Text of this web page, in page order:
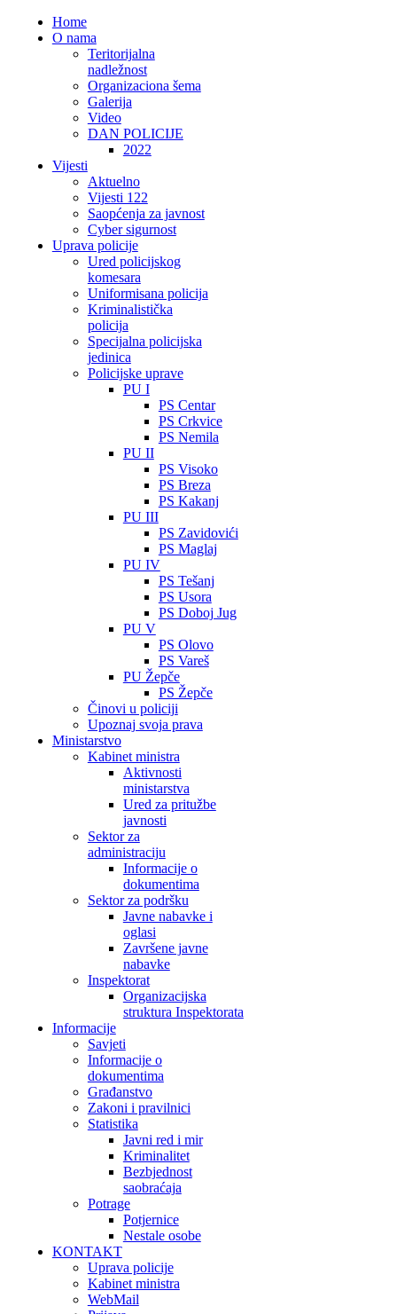
Home
O nama
Teritorijalna
nadležnost
Organizaciona šema
Galerija
Video
DAN POLICIJE
2022
Vijesti
Aktuelno
Vijesti 122
Saopćenja za javnost
Cyber sigurnost
Uprava policije
Ured policijskog
komesara
Uniformisana policija
Kriminalistička
policija
Specijalna policijska
jedinica
Policijske uprave
PU I
PS Centar
PS Crkvice
PS Nemila
PU II
PS Visoko
PS Breza
PS Kakanj
PU III
PS Zavidovići
PS Maglaj
PU IV
PS Tešanj
PS Usora
PS Doboj Jug
PU V
PS Olovo
PS Vareš
PU Žepče
PS Žepče
Činovi u policiji
Upoznaj svoja prava
Ministarstvo
Kabinet ministra
Aktivnosti
ministarstva
Ured za pritužbe
javnosti
Sektor za
administraciju
Informacije o
dokumentima
Sektor za podršku
Javne nabavke i
oglasi
Završene javne
nabavke
Inspektorat
Organizacijska
struktura Inspektorata
Informacije
Savjeti
Informacije o
dokumentima
Građanstvo
Zakoni i pravilnici
Statistika
Javni red i mir
Kriminalitet
Bezbjednost
saobraćaja
Potrage
Potjernice
Nestale osobe
KONTAKT
Uprava policije
Kabinet ministra
WebMail